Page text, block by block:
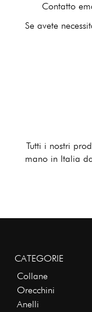
Contatto
Se avete
Tutti i nostri
mano in Italia
CATEGORIE
Collane
Orecchini
Anelli